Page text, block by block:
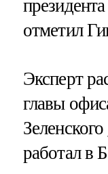
отметил
Эксперт
главы
Зеленского
работал в